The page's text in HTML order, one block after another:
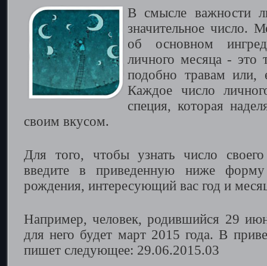
В смысле важности
значительное число.
об основном
личного месяца - это
подобно травам или,
Каждое число
специя, которая
своим вкусом.
Для того, чтобы узнать число своего
введите в приведенную ниже
рождения, интересующий вас год и
Например, человек, родившийся 29
для него будет март 2015 года. В
пишет следующее: 29.06.2015.03